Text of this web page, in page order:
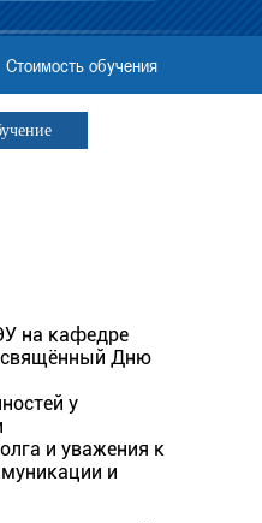
Стоимость обучения
на кафедре
Дню
у
и уважения к
и